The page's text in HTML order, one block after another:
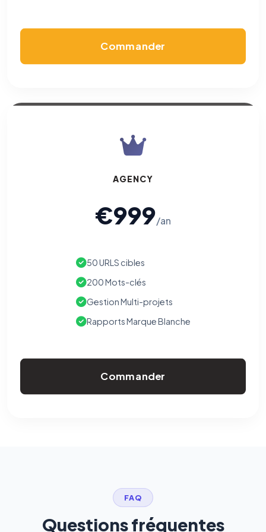
Commander
AGENCY
€999/an
50 URLS cibles
200 Mots-clés
Gestion Multi-projets
Rapports Marque Blanche
Commander
FAQ
Questions fréquentes